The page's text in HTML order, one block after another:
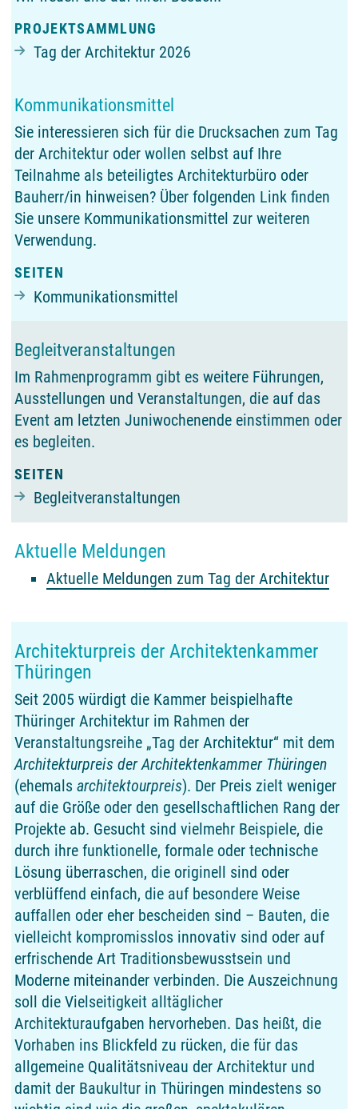
PROJEKTSAMMLUNG
Tag der Architektur 2026
Kommunikationsmittel
Sie interessieren sich für die Drucksachen zum Tag
der Architektur oder wollen selbst auf Ihre
Teilnahme als beteiligtes Architekturbüro oder
Bauherr/in hinweisen? Über folgenden Link finden
Sie unsere Kommunikationsmittel zur weiteren
Verwendung.
SEITEN
Kommunikationsmittel
Begleitveranstaltungen
Im Rahmenprogramm gibt es weitere Führungen,
Ausstellungen und Veranstaltungen, die auf das
Event am letzten Juniwochenende einstimmen oder
es begleiten.
SEITEN
Begleitveranstaltungen
Aktuelle Meldungen
Aktuelle Meldungen zum Tag der Architektur
Architekturpreis der Architektenkammer
Thüringen
Seit 2005 würdigt die Kammer beispielhafte
Thüringer Architektur im Rahmen der
Veranstaltungsreihe „Tag der Architektur“ mit dem
Architekturpreis der Architektenkammer Thüringen
(ehemals architektourpreis). Der Preis zielt weniger
auf die Größe oder den gesellschaftlichen Rang der
Projekte ab. Gesucht sind vielmehr Beispiele, die
durch ihre funktionelle, formale oder technische
Lösung überraschen, die originell sind oder
verblüffend einfach, die auf besondere Weise
auffallen oder eher bescheiden sind – Bauten, die
vielleicht kompromisslos innovativ sind oder auf
erfrischende Art Traditionsbewusstsein und
Moderne miteinander verbinden. Die Auszeichnung
soll die Vielseitigkeit alltäglicher
Architekturaufgaben hervorheben. Das heißt, die
Vorhaben ins Blickfeld zu rücken, die für das
allgemeine Qualitätsniveau der Architektur und
damit der Baukultur in Thüringen mindestens so